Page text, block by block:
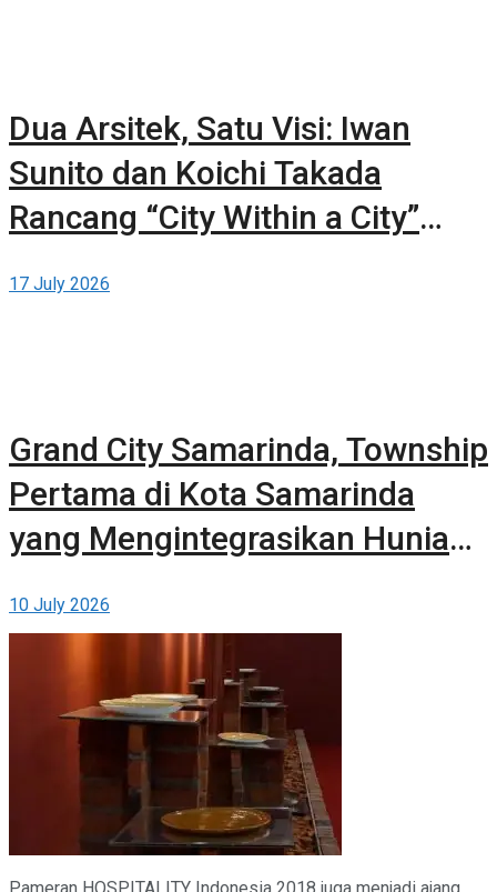
Dua Arsitek, Satu Visi: Iwan
Sunito dan Koichi Takada
Rancang “City Within a City”
17 July 2026
Grand City Samarinda, Township
Pertama di Kota Samarinda
yang Mengintegrasikan Hunian,
Hijau
10 July 2026